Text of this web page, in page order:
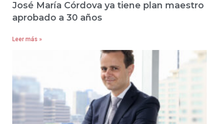
José María Córdova ya tiene plan maestro
aprobado a 30 años
Leer más »